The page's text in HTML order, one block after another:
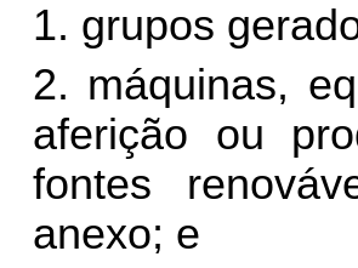
1. grupos
2. máquinas,
aferição ou
fontes
anexo; e